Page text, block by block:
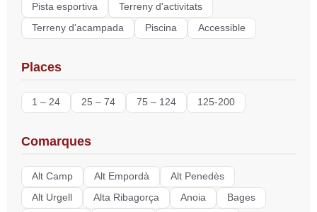
Pista esportiva
Terreny d'activitats
Terreny d'acampada
Piscina Accessible
Places
1 – 24 25 – 74 75 – 124 125-200
Comarques
Alt Camp Alt Empordà
Alt Penedès
Alt Urgell
Alta Ribagorça Anoia
Bages